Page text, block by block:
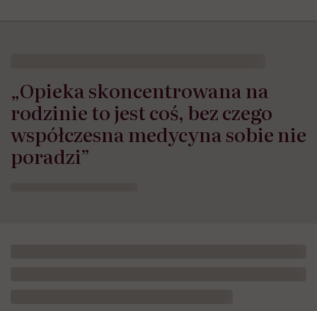
„Opieka skoncentrowana na
rodzinie to jest coś, bez czego
współczesna medycyna sobie nie
poradzi”